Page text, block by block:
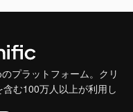
プラットフォーム。クリ
む100万人以上が利用し